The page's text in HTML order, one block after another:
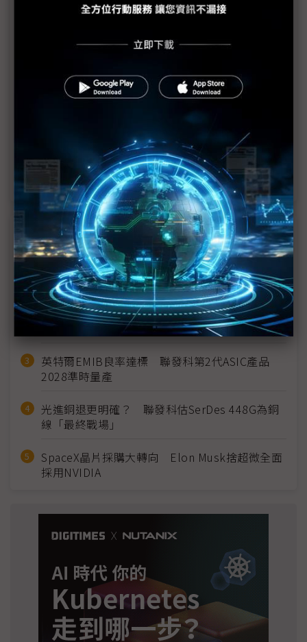
低軌衛星產業蓬勃發展 鐳洋迎多軌衛星通訊趨勢
立方衛星價低彈性大 尚難達供應鏈經濟規模
台廠切入立方衛星 應以酬載為主、製造為輔
立方衛星成長動能强 大廠積極切入產業鏈
近７天熱門報導
MLCC訂單過熱、出貨比創高 村田示警全球AI基
建熱潮將趨緩
2027全年記憶體產能提前售罄 買家「祕而不
宣」只怕買不夠
英特爾EMIB良率達標 聯發科第2代ASIC產品
2028準時量產
光進銅退更明確？ 聯發科估SerDes 448G為銅
線「最終戰場」
SpaceX晶片採購大轉向 Elon Musk捨超微全面
採用NVIDIA